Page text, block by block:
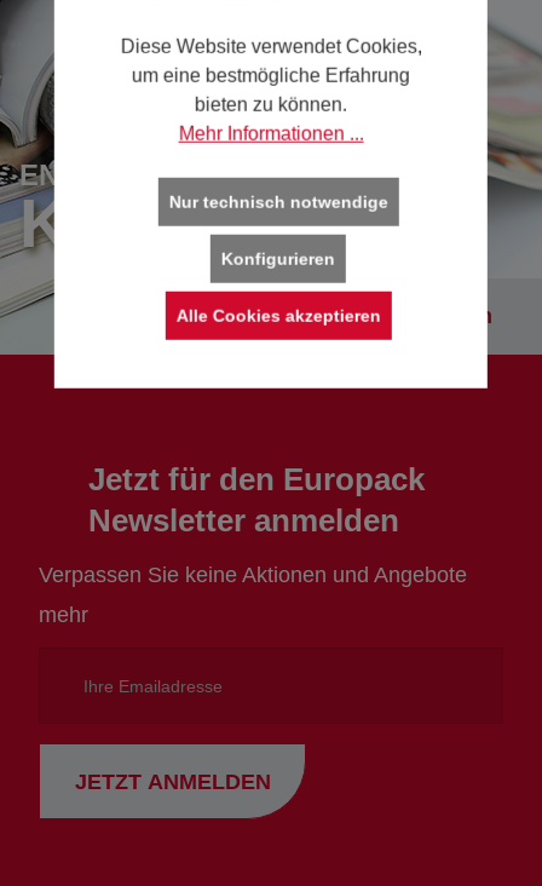
ENTDECKEN SIE UNSERE
KATALOGE
Kataloge entdecken
Jetzt für den Europack
Newsletter anmelden
Verpassen Sie keine Aktionen und Angebote
mehr
Emailadresse
JETZT ANMELDEN
Diese Website verwendet Cookies,
um eine bestmögliche Erfahrung
bieten zu können.
Mehr Informationen ...
Nur technisch notwendige
Konfigurieren
Alle Cookies akzeptieren